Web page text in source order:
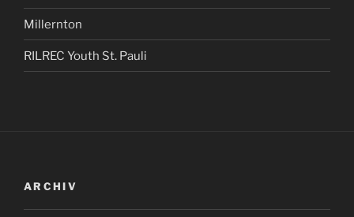
Millernton
RILREC Youth St. Pauli
ARCHIV